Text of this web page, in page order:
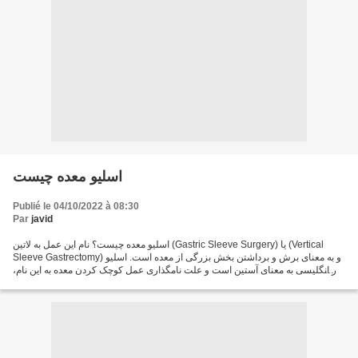
اسلیو معده چیست
Publié le 04/10/2022 à 08:30
Par javid
اسلیو معده چیست؟ نام این عمل به لاتین (Gastric Sleeve Surgery) یا (Vertical
Sleeve Gastrectomy) و به معنای برش و برداشتن بخش بزرگی از معده است. اسلیو
در انگلیسی به معنای آستین است و علت نامگذاری عمل کوچک کردن معده به این نام،